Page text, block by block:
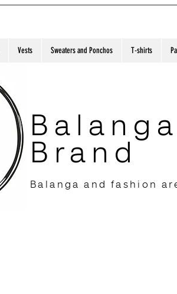
Vests Sweaters and Ponchos T-shirts
Brand
Balanga and fashion